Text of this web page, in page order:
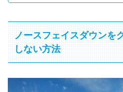
ノースフェイスダウンを
しない方法